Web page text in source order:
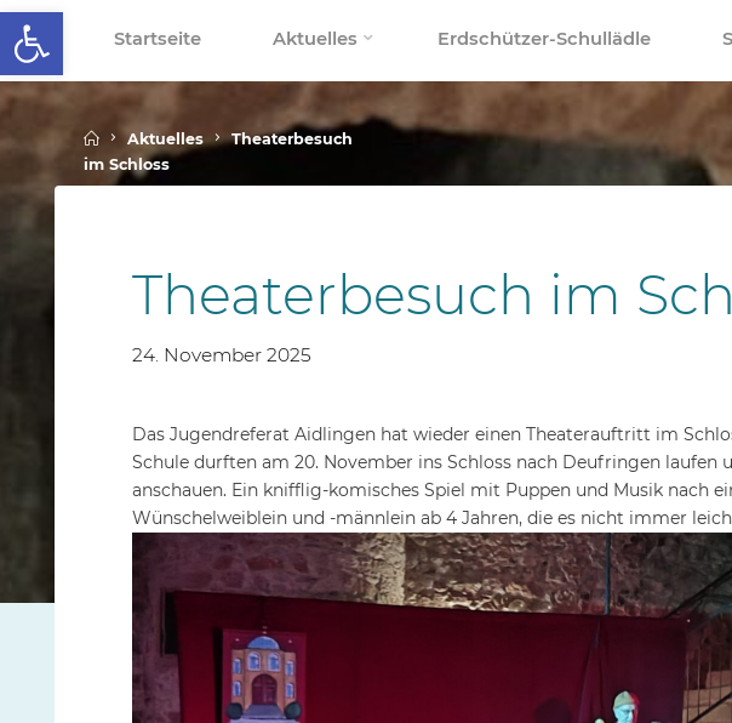
Werkzeugleiste öffnen
Skip
to
content
Startseite Aktuelles Erdschützer-Schullädle
Home
Aktuelles
Theaterbesuch
im Schloss
Theaterbesuch im
24. November 2025
Das Jugendreferat Aidlingen hat wieder einen Theaterauftritt im
Schule durften am 20. November ins Schloss nach Deufringen laufen
anschauen. Ein knifflig-komisches Spiel mit Puppen und Musik nach
Wünschelweiblein und -männlein ab 4 Jahren, die es nicht immer